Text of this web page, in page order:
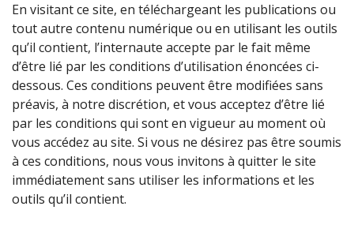
En visitant ce site, en téléchargeant les publications ou
tout autre contenu numérique ou en utilisant les outils
qu’il contient, l’internaute accepte par le fait même
d’être lié par les conditions d’utilisation énoncées ci-
dessous. Ces conditions peuvent être modifiées sans
préavis, à notre discrétion, et vous acceptez d’être lié
par les conditions qui sont en vigueur au moment où
vous accédez au site. Si vous ne désirez pas être soumis
à ces conditions, nous vous invitons à quitter le site
immédiatement sans utiliser les informations et les
outils qu’il contient.